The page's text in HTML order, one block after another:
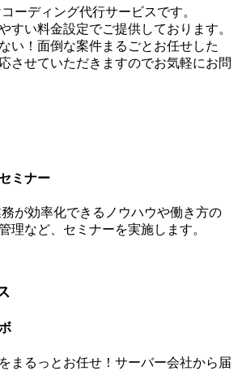
ーディング代行サービスです。
すい料金設定でご提供しております。
い！面倒な案件まるごとお任せした
させていただきますのでお気軽にお問
ミナー
が効率化できるノウハウや働き方の
理など、セミナーを実施します。
まるっとお任せ！サーバー会社から届